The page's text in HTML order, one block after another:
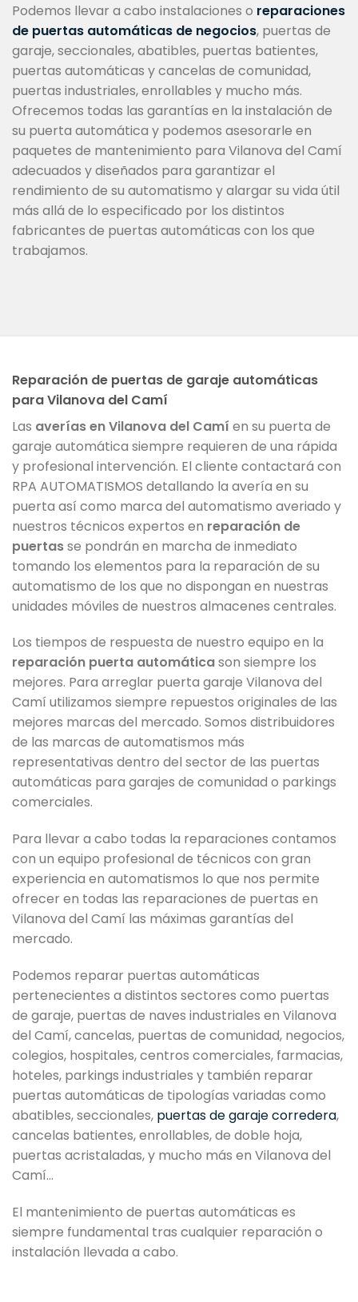
Podemos llevar a cabo instalaciones o reparaciones
de puertas automáticas de negocios, puertas de
garaje, seccionales, abatibles, puertas batientes,
puertas automáticas y cancelas de comunidad,
puertas industriales, enrollables y mucho más.
Ofrecemos todas las garantías en la instalación de
su puerta automática y podemos asesorarle en
paquetes de mantenimiento para Vilanova del Camí
adecuados y diseñados para garantizar el
rendimiento de su automatismo y alargar su vida útil
más allá de lo especificado por los distintos
fabricantes de puertas automáticas con los que
trabajamos.
Reparación de puertas de garaje automáticas
para Vilanova del Camí
Las averías en Vilanova del Camí en su puerta de
garaje automática siempre requieren de una rápida
y profesional intervención. El cliente contactará con
RPA AUTOMATISMOS detallando la avería en su
puerta así como marca del automatismo averiado y
nuestros técnicos expertos en reparación de
puertasse pondrán en marcha de inmediato
tomando los elementos para la reparación de su
automatismo de los que no dispongan en nuestras
unidades móviles de nuestros almacenes centrales.
Los tiempos de respuesta de nuestro equipo en la
reparación puerta automáticason siempre los
mejores. Para arreglar puerta garaje Vilanova del
Camí utilizamos siempre repuestos originales de las
mejores marcas del mercado. Somos distribuidores
de las marcas de automatismos más
representativas dentro del sector de las puertas
automáticas para garajes de comunidad o parkings
comerciales.
Para llevar a cabo todas la reparaciones contamos
con un equipo profesional de técnicos con gran
experiencia en automatismos lo que nos permite
ofrecer en todas las reparaciones de puertas en
Vilanova del Camí las máximas garantías del
mercado.
Podemos reparar puertas automáticas
pertenecientes a distintos sectores como puertas
de garaje, puertas de naves industriales en Vilanova
del Camí, cancelas, puertas de comunidad, negocios,
colegios, hospitales, centros comerciales, farmacias,
hoteles, parkings industriales y también reparar
puertas automáticas de tipologías variadas como
abatibles, seccionales, puertas de garaje corredera,
cancelas batientes, enrollables, de doble hoja,
puertas acristaladas, y mucho más en Vilanova del
Camí…
El mantenimiento de puertas automáticas es
siempre fundamental tras cualquier reparación o
instalación llevada a cabo.